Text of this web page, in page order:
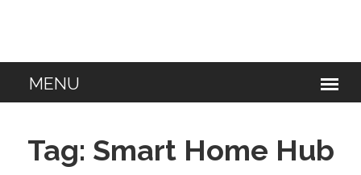
Tag: Smart Home Hub